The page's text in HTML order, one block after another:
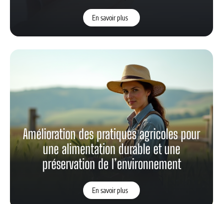
En savoir plus
Amélioration des pratiques agricoles pour
une alimentation durable et une
préservation de l’environnement
En savoir plus